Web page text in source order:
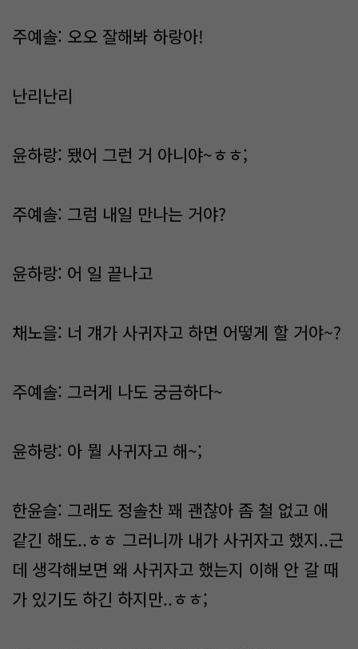
주예솔: 오오 잘해봐 하랑아!
난리난리
윤하랑: 됐어 그런 거 아니야~ㅎㅎ;
주예솔: 그럼 내일 만나는 거야?
윤하랑: 어 일 끝나고
채노을: 너 걔가 사귀자고 하면 어떻게 할 거야~?
주예솔: 그러게 나도 궁금하다~
윤하랑: 아 뭘 사귀자고 해~;
한윤슬: 그래도 정솔찬 꽤 괜찮아 좀 철 없고 애
같긴 해도..ㅎㅎ 그러니까 내가 사귀자고 했지..근
데 생각해보면 왜 사귀자고 했는지 이해 안 갈 때
가 있기도 하긴 하지만..ㅎㅎ;